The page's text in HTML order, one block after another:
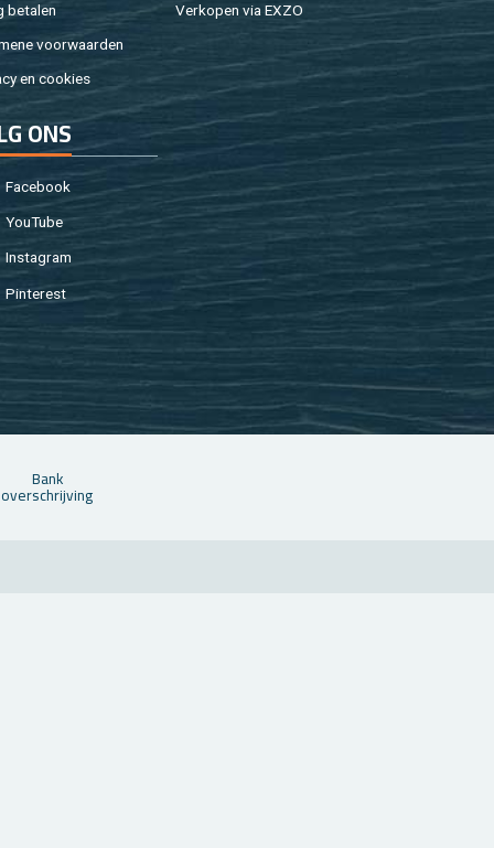
be­ta­len
voor­waar­den
en coo­kies
Ver­ko­pen via EXZO
ONS
Fa­cebook
You­Tu­be
In­st­agram
Pin­te­rest
Bank
over­schrij­ving